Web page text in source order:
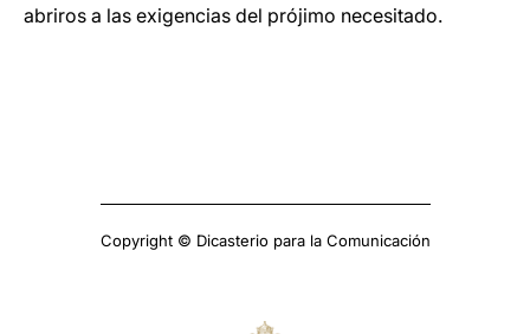
abriros a las exigencias del prójimo necesitado.
Copyright © Dicasterio para la Comunicación